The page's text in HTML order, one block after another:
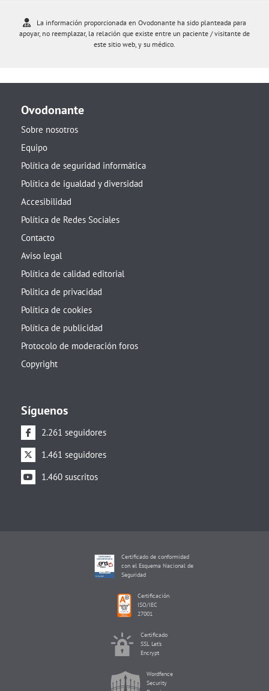
La información proporcionada en Ovodonante ha sido planteada para
apoyar, no reemplazar, la relación que existe entre un paciente / visitante de
este sitio web, y su médico.
Ovodonante
Sobre nosotros
Equipo
Política de seguridad informática
Política de igualdad y diversidad
Accesibilidad
Política de Redes Sociales
Contacto
Aviso legal
Política de calidad editorial
Politica de privacidad
Política de cookies
Política de publicidad
Protocolo de moderación foros
Copyright
Síguenos
2.261 seguidores
1.461 seguidores
1.460 suscritos
Certificado de conformidad
con el Esquema Nacional de
Seguridad
Certificación
ISO/IEC
27001
Certificado
SSL Let's
Encrypt
Wordfence
Security